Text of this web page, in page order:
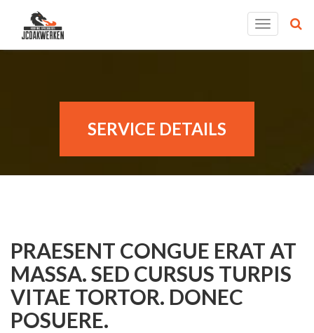
T
i
i
n
SERVICE DETAILS
PRAESENT CONGUE ERAT AT
MASSA. SED CURSUS TURPIS
VITAE TORTOR. DONEC
POSUERE.